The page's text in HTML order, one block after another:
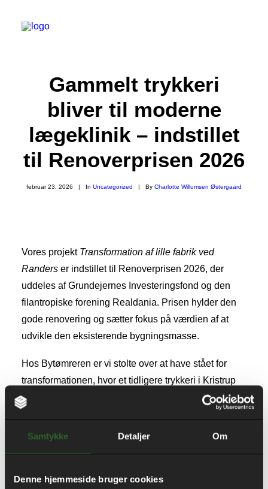
Samtykke Detaljer Om
Denne hjemmeside bruger cookies
Kompetencer
Lokationer
Referencer
Om os
Nyheder
Job
Gammelt trykkeri
bliver til moderne
lægeklinik – indstillet
til Renoverprisen 2026
februar 23, 2026 | In Uncategorized | By Charlotte Willumsen Østergaard
Vores projekt Transformation af lille fabrik ved
Randers er indstillet til Renoverprisen 2026, der
uddeles af Grundejernes Investeringsfond og den
filantropiske forening Realdania. Prisen hylder den
gode renovering og sætter fokus på værdien af at
udvikle den eksisterende bygningsmasse.
Hos Bytømreren er vi stolte over at have stået for
transformationen, hvor et tidligere trykkeri i Kristrup
nu danner ramme om en moderne lægeklinik. Den
lille fabrik blev opført i 1936 og producerede årligt op
mod 1,5 millioner kalendere til hele landet. I 1946
facade og et samlet areal på 2.050 m². Med respekt